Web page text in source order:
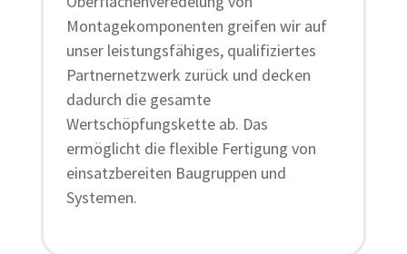
Montagekomponenten greifen wir auf
unser leistungsfähiges, qualifiziertes
Partnernetzwerk zurück und decken
dadurch die gesamte
Wertschöpfungskette ab. Das
ermöglicht die flexible Fertigung von
einsatzbereiten Baugruppen und
Systemen.